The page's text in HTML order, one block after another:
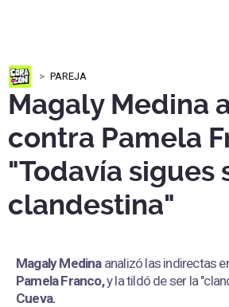
PAREJA
Magaly Medina
contra Pamela
"Todavía sigues
clandestina"
Magaly Medina analizó las indirectas
Pamela Franco,y la tildó de ser la
Cueva.